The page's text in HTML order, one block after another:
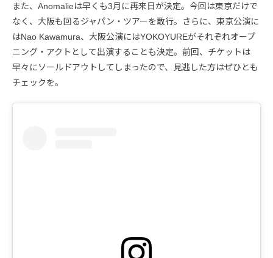
また、Anomalieは早くも3月に再来日が決定。今回は東京だけで
なく、大阪も回るジャパン・ツアーを敢行。さらに、東京公演に
はNao Kawamura、大阪公演にはYOKOYUREがそれぞれオープ
ニング・アクトとして出演することも決定。前回、チケットは
早々にソールドアウトしてしまったので、見逃した方はぜひとも
チェックを。